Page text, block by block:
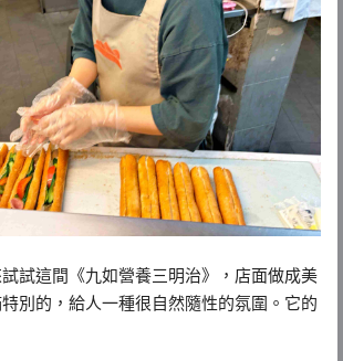
試這間《九如營養三明治》，店面做成美
別的，給人一種很自然隨性的氛圍。它的